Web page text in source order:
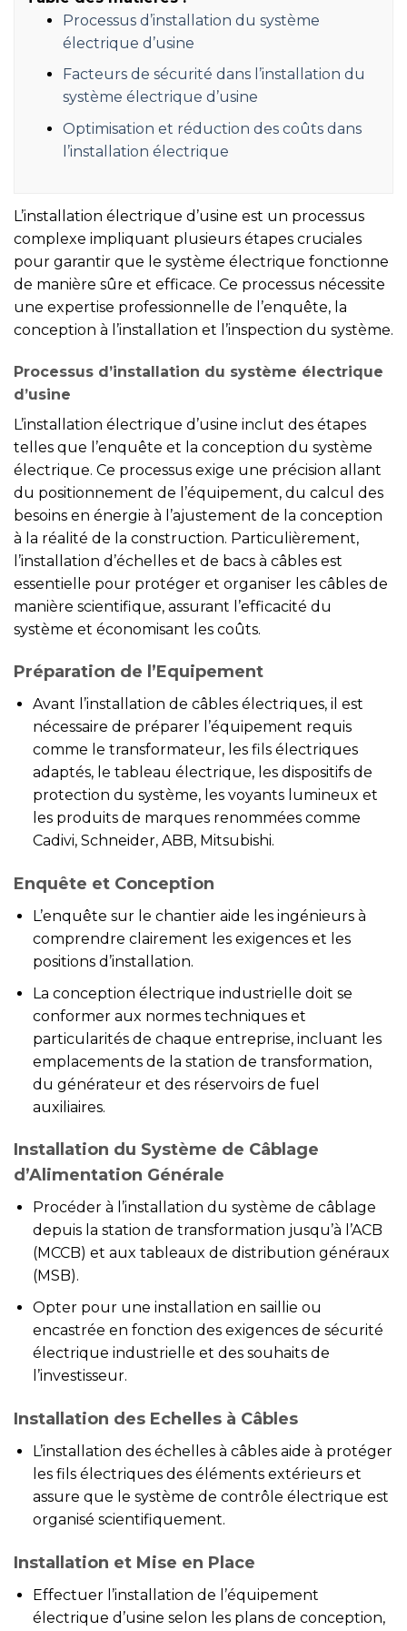
Processus d’installation du système
électrique d’usine
Facteurs de sécurité dans l’installation du
système électrique d’usine
Optimisation et réduction des coûts dans
l’installation électrique
L’installation électrique d’usine est un processus
complexe impliquant plusieurs étapes cruciales
pour garantir que le système électrique fonctionne
de manière sûre et efficace. Ce processus nécessite
une expertise professionnelle de l’enquête, la
conception à l’installation et l’inspection du système.
Processus d’installation du système électrique
d’usine
L’installation électrique d’usine inclut des étapes
telles que l’enquête et la conception du système
électrique. Ce processus exige une précision allant
du positionnement de l’équipement, du calcul des
besoins en énergie à l’ajustement de la conception
à la réalité de la construction. Particulièrement,
l’installation d’échelles et de bacs à câbles est
essentielle pour protéger et organiser les câbles de
manière scientifique, assurant l’efficacité du
système et économisant les coûts.
Préparation de l’Equipement
Avant l’installation de câbles électriques, il est
nécessaire de préparer l’équipement requis
comme le transformateur, les fils électriques
adaptés, le tableau électrique, les dispositifs de
protection du système, les voyants lumineux et
les produits de marques renommées comme
Cadivi, Schneider, ABB, Mitsubishi.
Enquête et Conception
L’enquête sur le chantier aide les ingénieurs à
comprendre clairement les exigences et les
positions d’installation.
La conception électrique industrielle doit se
conformer aux normes techniques et
particularités de chaque entreprise, incluant les
emplacements de la station de transformation,
du générateur et des réservoirs de fuel
auxiliaires.
Installation du Système de Câblage
d’Alimentation Générale
Procéder à l’installation du système de câblage
depuis la station de transformation jusqu’à l’ACB
(MCCB) et aux tableaux de distribution généraux
(MSB).
Opter pour une installation en saillie ou
encastrée en fonction des exigences de sécurité
électrique industrielle et des souhaits de
l’investisseur.
Installation des Echelles à Câbles
L’installation des échelles à câbles aide à protéger
les fils électriques des éléments extérieurs et
assure que le système de contrôle électrique est
organisé scientifiquement.
Installation et Mise en Place
Effectuer l’installation de l’équipement
électrique d’usine selon les plans de conception,